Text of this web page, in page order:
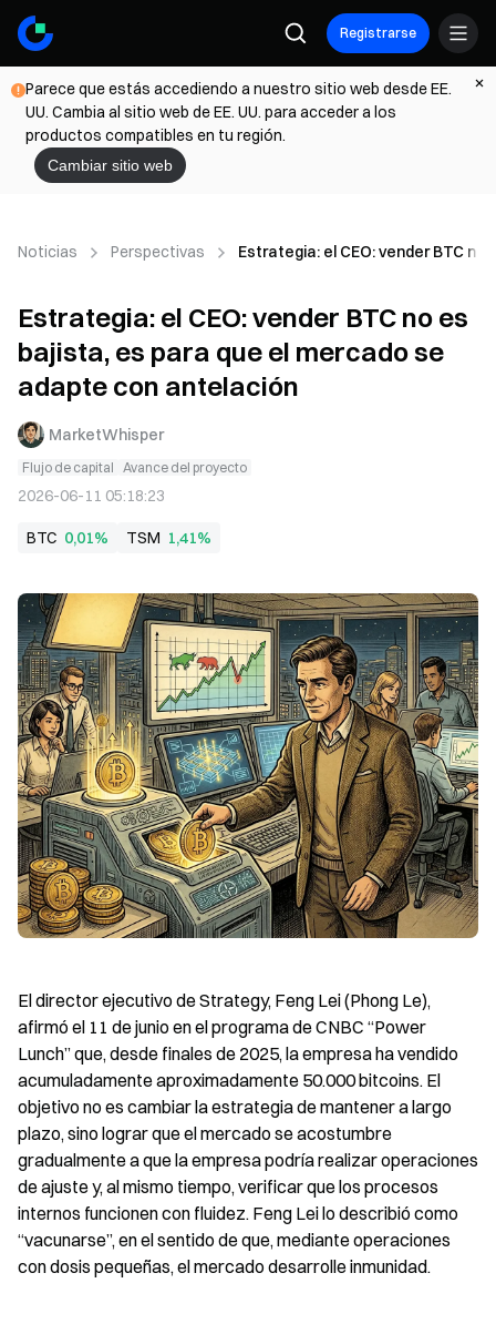
Registrarse
Parece que estás accediendo a nuestro sitio web desde EE.
UU. Cambia al sitio web de EE. UU. para acceder a los
productos compatibles en tu región.
Cambiar sitio web
Noticias Perspectivas Estrategia: el CEO: vender BTC
Estrategia: el CEO: vender BTC no es
bajista, es para que el mercado se
adapte con antelación
MarketWhisper
Flujo de capital Avance del proyecto
2026-06-11 05:18:23
BTC 0,01% TSM 1,41%
El director ejecutivo de Strategy, Feng Lei (Phong Le),
afirmó el 11 de junio en el programa de CNBC “Power
Lunch” que, desde finales de 2025, la empresa ha vendido
acumuladamente aproximadamente 50.000 bitcoins. El
objetivo no es cambiar la estrategia de mantener a largo
plazo, sino lograr que el mercado se acostumbre
gradualmente a que la empresa podría realizar operaciones
de ajuste y, al mismo tiempo, verificar que los procesos
internos funcionen con fluidez. Feng Lei lo describió como
“vacunarse”, en el sentido de que, mediante operaciones
con dosis pequeñas, el mercado desarrolle inmunidad.